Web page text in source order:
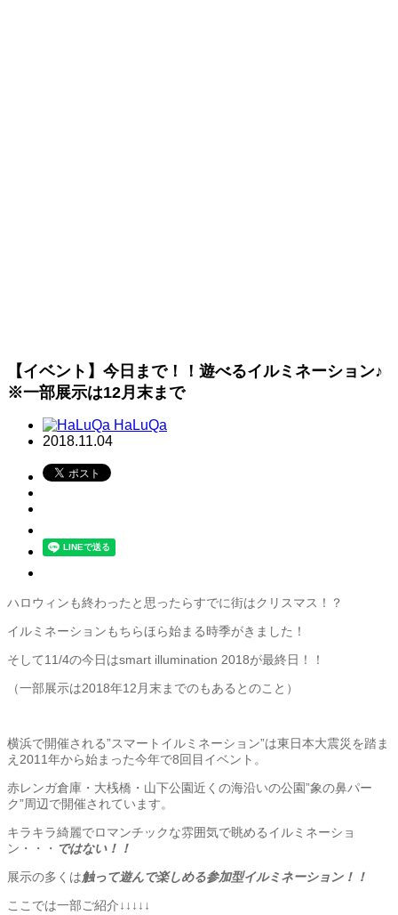
【イベント】今日まで！！遊べるイルミネーション♪
※一部展示は12月末まで
HaLuQa
2018.11.04
ハロウィンも終わったと思ったらすでに街はクリスマス！？
イルミネーションもちらほら始まる時季がきました！
そして11/4の今日はsmart illumination 2018が最終日！！
（一部展示は2018年12月末までのもあるとのこと）
横浜で開催される”スマートイルミネーション”は東日本大震災を踏ま
え2011年から始まった今年で8回目イベント。
赤レンガ倉庫・大桟橋・山下公園近くの海沿いの公園”象の鼻パー
ク”周辺で開催されています。
キラキラ綺麗でロマンチックな雰囲気で眺めるイルミネーショ
ン・・・ ではない！！
展示の多くは触って遊んで楽しめる参加型イルミネーション！！
ここでは一部ご紹介↓↓↓↓↓